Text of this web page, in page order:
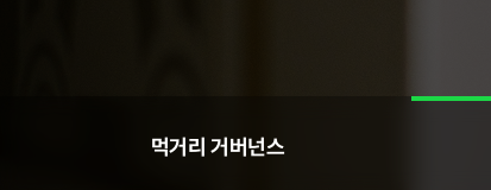
급식사업
먹거리 거버넌스